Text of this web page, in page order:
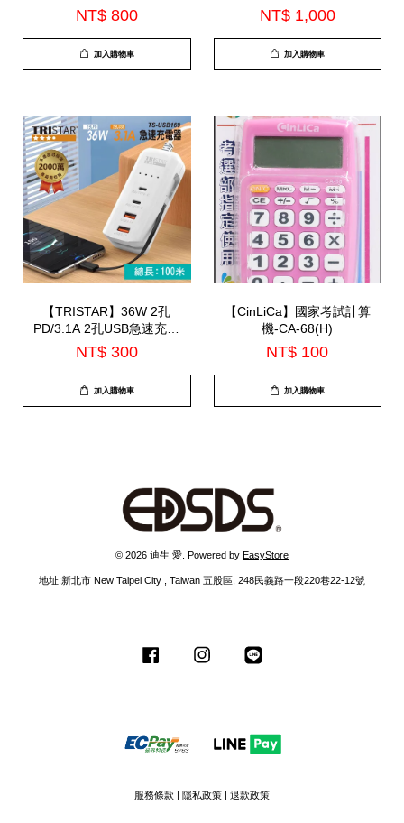
NT$ 800
加入購物車
NT$ 1,000
加入購物車
【TRISTAR】36W 2孔
PD/3.1A 2孔USB急速充電
器(TS-USB169)
NT$ 300
加入購物車
【CinLiCa】國家考試計算
機-CA-68(H)
NT$ 100
加入購物車
© 2026 迪生 愛. Powered by EasyStore
地址:新北市 New Taipei City , Taiwan 五股區, 248民義路一段220巷22-12號
Facebook Instagram
服務條款 | 隱私政策 | 退款政策